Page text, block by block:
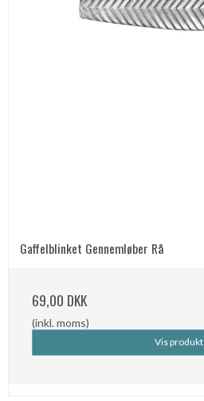
Gaffelblinket Gennemløber Rå
69,00 DKK
(inkl. moms)
Vis produkt